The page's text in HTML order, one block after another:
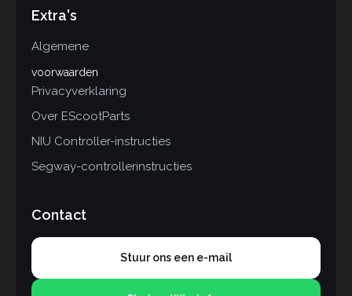
Extra's
Algemene
voorwaarden
Privacyverklaring
Over EScootParts
NIU Controller-instructies
Segway-controllerinstructies
Contact
Stuur ons een e-mail